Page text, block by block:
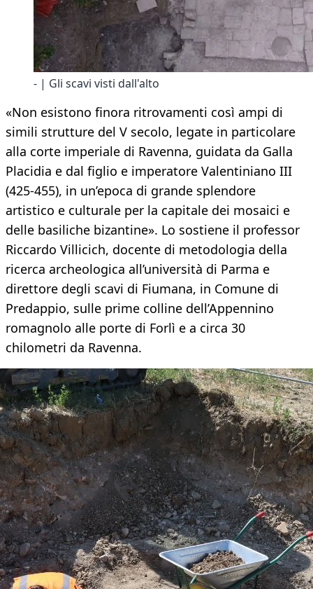
- | Gli scavi visti dall'alto
«Non esistono finora ritrovamenti così ampi di
simili strutture del V secolo, legate in particolare
alla corte imperiale di Ravenna, guidata da Galla
Placidia e dal figlio e imperatore Valentiniano III
(425-455), in un’epoca di grande splendore
artistico e culturale per la capitale dei mosaici e
delle basiliche bizantine». Lo sostiene il professor
Riccardo Villicich, docente di metodologia della
ricerca archeologica all’università di Parma e
direttore degli scavi di Fiumana, in Comune di
Predappio, sulle prime colline dell’Appennino
romagnolo alle porte di Forlì e a circa 30
chilometri da Ravenna.